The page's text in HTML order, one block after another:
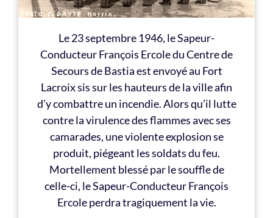
Le 23 septembre 1946, le Sapeur-
Conducteur François Ercole du Centre de
Secours de Bastia est envoyé au Fort
Lacroix sis sur les hauteurs de la ville afin
d’y combattre un incendie. Alors qu’il lutte
contre la virulence des flammes avec ses
camarades, une violente explosion se
produit, piégeant les soldats du feu.
Mortellement blessé par le souffle de
celle-ci, le Sapeur-Conducteur François
Ercole perdra tragiquement la vie.